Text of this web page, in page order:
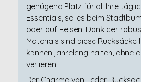
genügend Platz für all Ihre
Essentials, sei es beim
oder auf Reisen. Dank der
Materials sind diese Rucksäcke
können jahrelang halten, ohne
verlieren.
Der Charme von Leder-